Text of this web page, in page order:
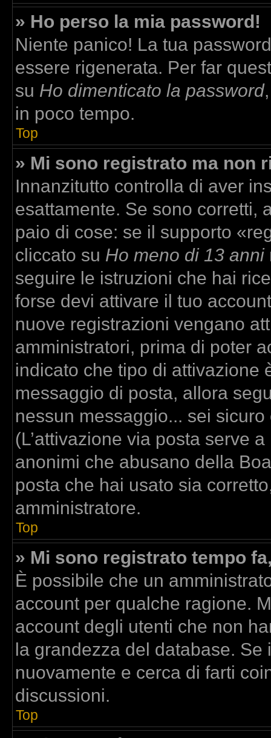
» Ho perso la mia password!
Niente panico! La tua
essere rigenerata. Per far
su Ho dimenticato la password
in poco tempo.
Top
» Mi sono registrato ma non
Innanzitutto controlla di aver
esattamente. Se sono corretti,
paio di cose: se il supporto
cliccato su Ho meno di 13 anni
seguire le istruzioni che hai
forse devi attivare il tuo
nuove registrazioni vengano
amministratori, prima di poter
indicato che tipo di attivazione
messaggio di posta, allora
nessun messaggio... sei
(L’attivazione via posta serve
anonimi che abusano della
posta che hai usato sia
amministratore.
Top
» Mi sono registrato tempo
È possibile che un
account per qualche ragione.
account degli utenti che non
la grandezza del database. Se
nuovamente e cerca di farti
discussioni.
Top